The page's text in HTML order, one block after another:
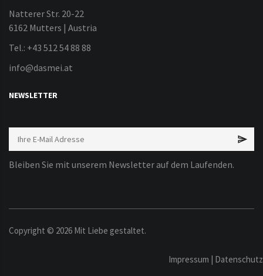
Natterer Str. 20-22
6162 Mutters | Austria
Tel.: +43 512 54 88 88
info@dasmei.at
NEWSLETTER
Bleiben Sie mit unserem Newsletter auf dem Laufenden.
Copyright © 2026 Mit Liebe gestaltet.
Impressum | Datenschutz